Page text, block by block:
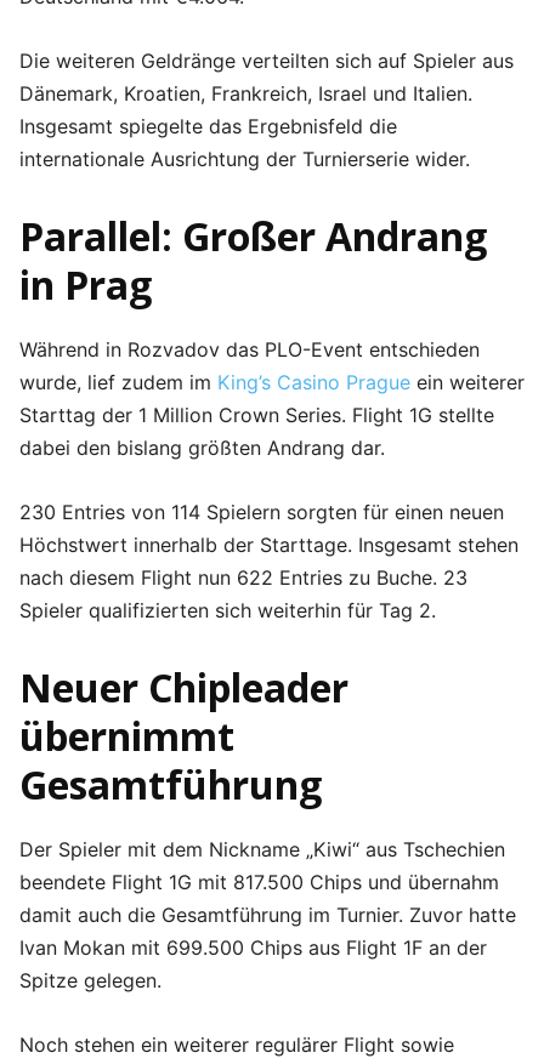
Die weiteren Geldränge verteilten sich auf Spieler aus
Dänemark, Kroatien, Frankreich, Israel und Italien.
Insgesamt spiegelte das Ergebnisfeld die
internationale Ausrichtung der Turnierserie wider.
Parallel: Großer Andrang
in Prag
Während in Rozvadov das PLO-Event entschieden
wurde, lief zudem im King’s Casino Prague ein weiterer
Starttag der 1 Million Crown Series. Flight 1G stellte
dabei den bislang größten Andrang dar.
230 Entries von 114 Spielern sorgten für einen neuen
Höchstwert innerhalb der Starttage. Insgesamt stehen
nach diesem Flight nun 622 Entries zu Buche. 23
Spieler qualifizierten sich weiterhin für Tag 2.
Neuer Chipleader
übernimmt
Gesamtführung
Der Spieler mit dem Nickname „Kiwi“ aus Tschechien
beendete Flight 1G mit 817.500 Chips und übernahm
damit auch die Gesamtführung im Turnier. Zuvor hatte
Ivan Mokan mit 699.500 Chips aus Flight 1F an der
Spitze gelegen.
Noch stehen ein weiterer regulärer Flight sowie